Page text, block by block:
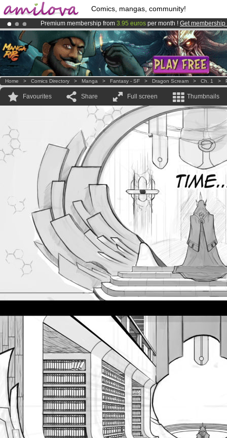
Comics, mangas, community!
Premium membership from 3.95 euros per month ! Get membership
AmilovaKickstarter is now LIVE!.
Already 100000membersand 1000 comics & mangas!.
Home > Comics Directory > Manga > Fantasy - SF > Dragon Scream > Ch. 1 >
Favourites Share Full screen Thumbnails